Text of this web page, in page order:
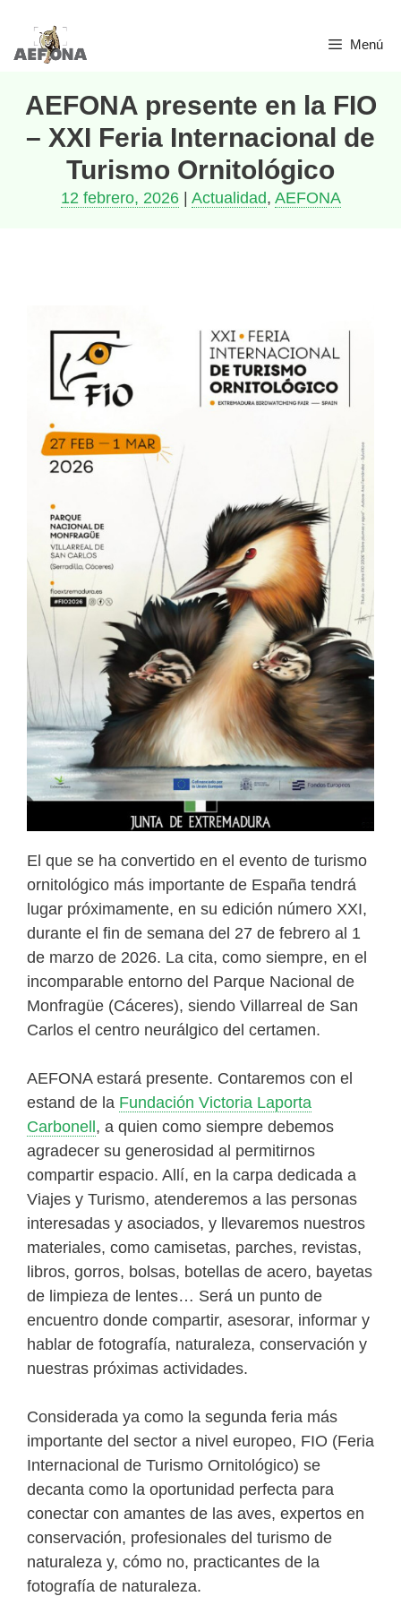
Menú
AEFONA presente en la FIO
– XXI Feria Internacional de
Turismo Ornitológico
12 febrero, 2026| Actualidad, AEFONA
El que se ha convertido en el evento de turismo
ornitológico más importante de España tendrá
lugar próximamente, en su edición número XXI,
durante el fin de semana del 27 de febrero al 1
de marzo de 2026. La cita, como siempre, en el
incomparable entorno del Parque Nacional de
Monfragüe (Cáceres), siendo Villarreal de San
Carlos el centro neurálgico del certamen.
AEFONA estará presente. Contaremos con el
estand de la Fundación Victoria Laporta
Carbonell, a quien como siempre debemos
agradecer su generosidad al permitirnos
compartir espacio. Allí, en la carpa dedicada a
Viajes y Turismo, atenderemos a las personas
interesadas y asociados, y llevaremos nuestros
materiales, como camisetas, parches, revistas,
libros, gorros, bolsas, botellas de acero, bayetas
de limpieza de lentes… Será un punto de
encuentro donde compartir, asesorar, informar y
hablar de fotografía, naturaleza, conservación y
nuestras próximas actividades.
Considerada ya como la segunda feria más
importante del sector a nivel europeo, FIO (Feria
Internacional de Turismo Ornitológico) se
decanta como la oportunidad perfecta para
conectar con amantes de las aves, expertos en
conservación, profesionales del turismo de
naturaleza y, cómo no, practicantes de la
fotografía de naturaleza.